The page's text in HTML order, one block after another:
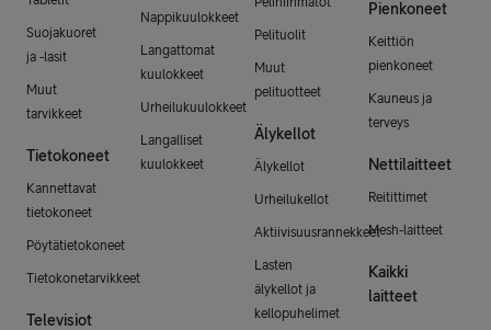
Suojakuoret
ja -lasit
Muut
tarvikkeet
Tietokoneet
Kannettavat
tietokoneet
Pöytätietokoneet
Tietokonetarvikkeet
Televisiot
Nappikuulokkeet
Langattomat
kuulokkeet
Urheilukuulokkeet
Langalliset
kuulokkeet
Pelituolit
Muut
pelituotteet
Älykellot
Älykellot
Urheilukellot
Aktiivisuusrannekkeet
Lasten
älykellot ja
kellopuhelimet
Pienkoneet
Keittiön
pienkoneet
Kauneus ja
terveys
Nettilaitteet
Reitittimet
Mesh-laitteet
Kaikki
laitteet